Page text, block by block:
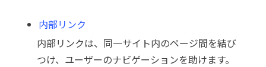
内部リンク
内部リンクは、同一サイト内のページ間を結び
つけ、ユーザーのナビゲーションを助けます。